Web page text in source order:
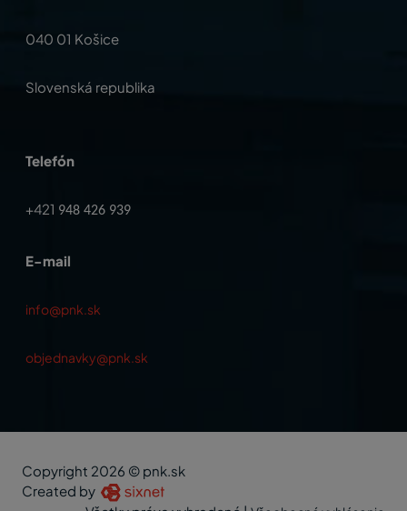
040 01 Košice
Slovenská republika
Telefón
+421 948 426 939
E-mail
info@pnk.sk
objednavky@pnk.sk
Copyright 2026 © pnk.sk
Created by